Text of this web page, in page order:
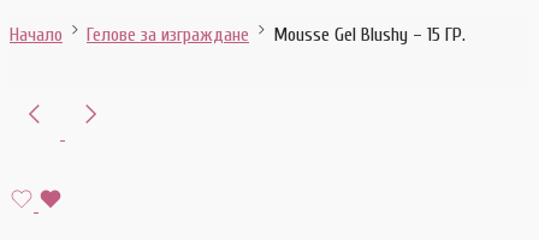
Начало Гелове за изграждане Mousse Gel Blushy – 15 ГР.